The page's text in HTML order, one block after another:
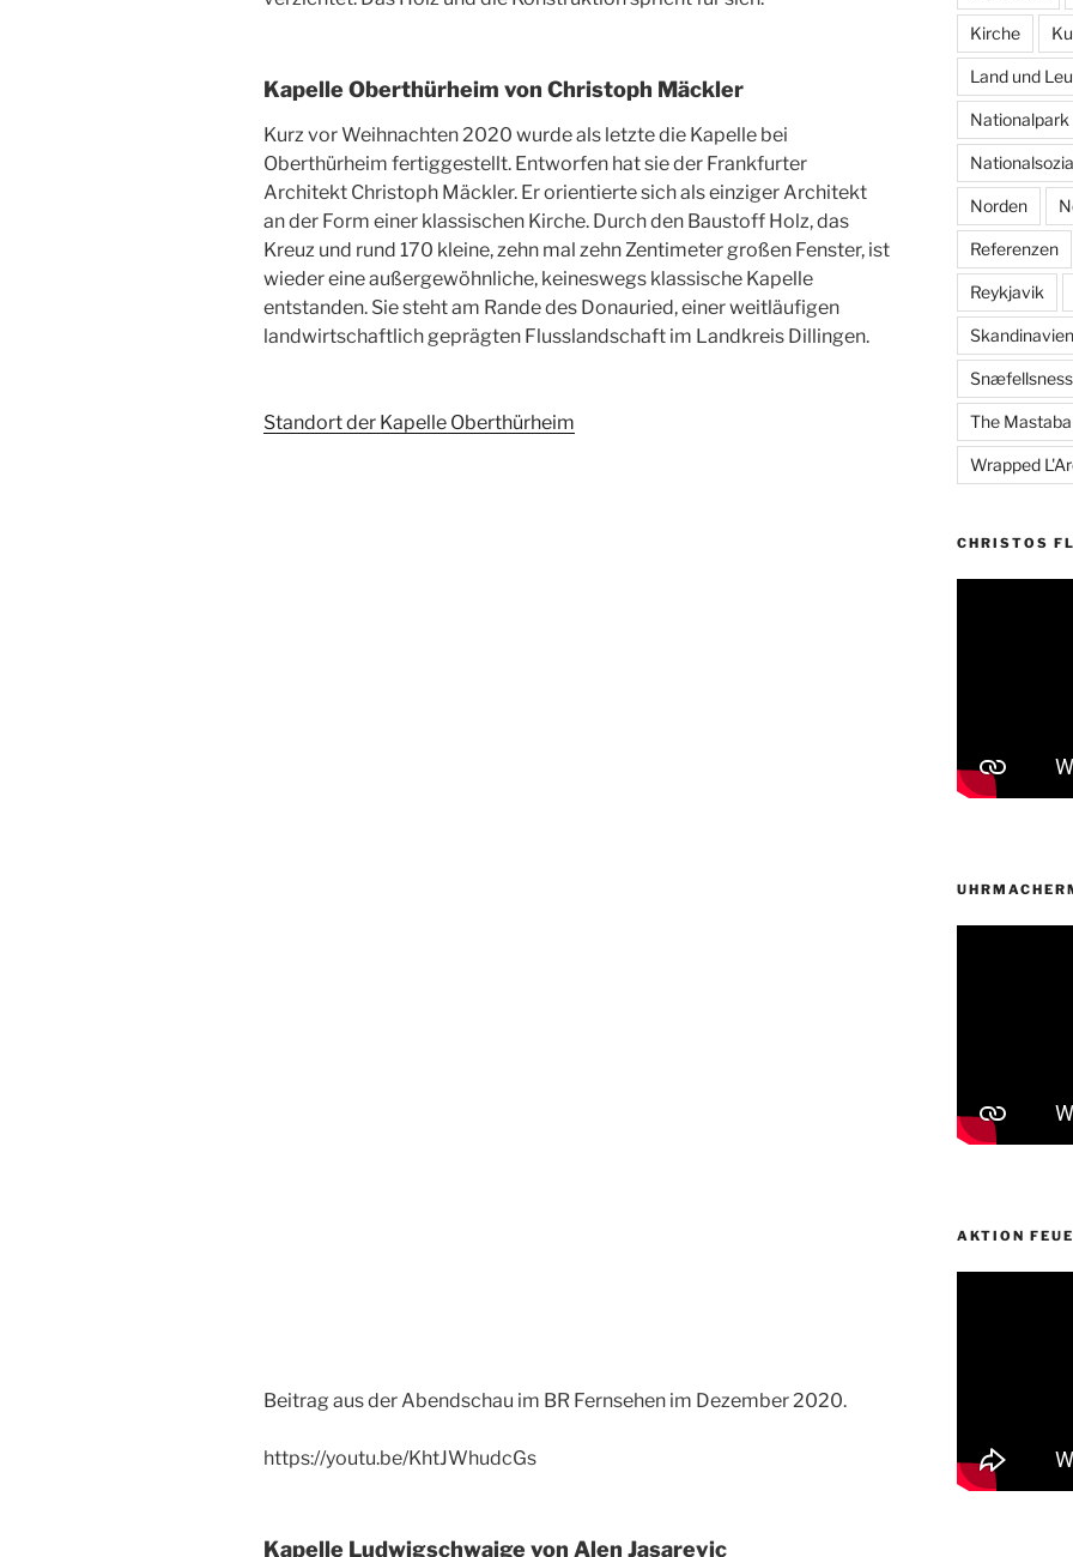
Kapelle Oberthürheim von Christoph Mäckler
Kurz vor Weihnachten 2020 wurde als letzte die Kapelle bei
Oberthürheim fertiggestellt. Entworfen hat sie der Frankfurter
Architekt Christoph Mäckler. Er orientierte sich als einziger Architekt
an der Form einer klassischen Kirche. Durch den Baustoff Holz, das
Kreuz und rund 170 kleine, zehn mal zehn Zentimeter großen Fenster, ist
wieder eine außergewöhnliche, keineswegs klassische Kapelle
entstanden. Sie steht am Rande des Donauried, einer weitläufigen
landwirtschaftlich geprägten Flusslandschaft im Landkreis Dillingen.
Standort der Kapelle Oberthürheim
Beitrag aus der Abendschau im BR Fernsehen im Dezember 2020.
https://youtu.be/KhtJWhudcGs
Kapelle Ludwigschwaige von Alen Jasarevic
Kirche
Land und
Nationalpark
Norden
Referenzen
Reykjavik
Skandinavien
Snæfellsness
The Mastaba
Wrapped
CHRISTOS
AKTION